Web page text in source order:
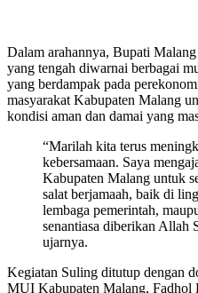
Dalam arahannya, Bupati
yang tengah diwarnai berbagai
yang berdampak pada
masyarakat Kabupaten Malang
kondisi aman dan damai yang
“Marilah kita terus
kebersamaan. Saya
Kabupaten Malang untuk
salat berjamaah, baik di
lembaga pemerintah,
senantiasa diberikan Allah
ujarnya.
Kegiatan Suling ditutup dengan
MUI Kabupaten Malang, Fadhol